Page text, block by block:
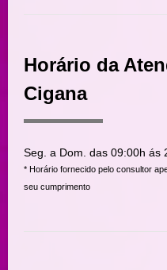
Horário da
Cigana
Seg. a Dom. das 09:00h ás
* Horário fornecido pelo consultor
seu cumprimento